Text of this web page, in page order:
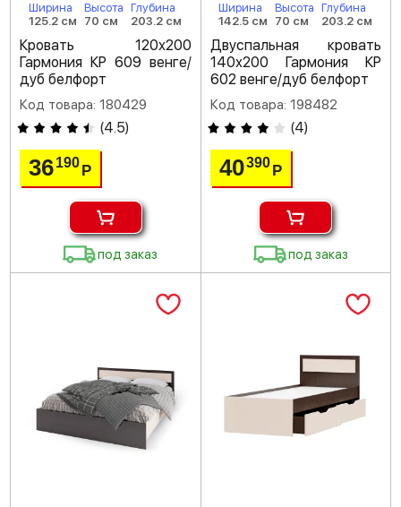
Ширина
125.2 см
Высота
70 см
Глубина
203.2 см
Кровать 120х200
Гармония КР 609 венге/
дуб белфорт
Код товара: 180429
(4.5)
36190Р
под заказ
Ширина
142.5 см
Высота
70 см
Глубина
203.2 см
Двуспальная кровать
140х200 Гармония КР
602 венге/дуб белфорт
Код товара: 198482
(4)
40390 Р
под заказ